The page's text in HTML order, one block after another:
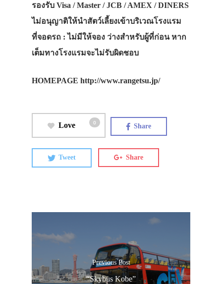
รองรับ Visa / Master / JCB / AMEX / DINERS
ไม่อนุญาติให้นำสัตว์เลี้ยงเข้าบริเวณโรงแรม
ที่จอดรถ : ไม่มีให้จอง ว่างสำหรับผู้ที่ก่อน หาก
เต็มทางโรงแรมจะไม่รับผิดชอบ
HOMEPAGE http://www.rangetsu.jp/
Love 0 Share
Tweet Share
Previous Post
“Skybus Kobe”